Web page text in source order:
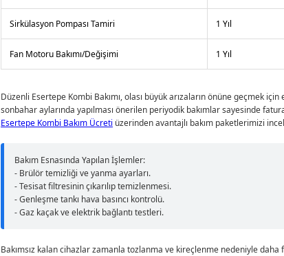
Sirkülasyon Pompası Tamiri 1 Yıl
Fan Motoru Bakımı/Değişimi 1 Yıl
Düzenli Esertepe Kombi Bakımı, olası büyük arızaların önüne geçmek
sonbahar aylarında yapılması önerilen periyodik bakımlar sayesinde
Esertepe Kombi Bakım Ücreti üzerinden avantajlı bakım paketlerimizi
Bakım Esnasında Yapılan İşlemler:
- Brülör temizliği ve yanma ayarları.
- Tesisat filtresinin çıkarılıp temizlenmesi.
- Genleşme tankı hava basıncı kontrolü.
- Gaz kaçak ve elektrik bağlantı testleri.
Bakımsız kalan cihazlar zamanla tozlanma ve kireçlenme nedeniyle